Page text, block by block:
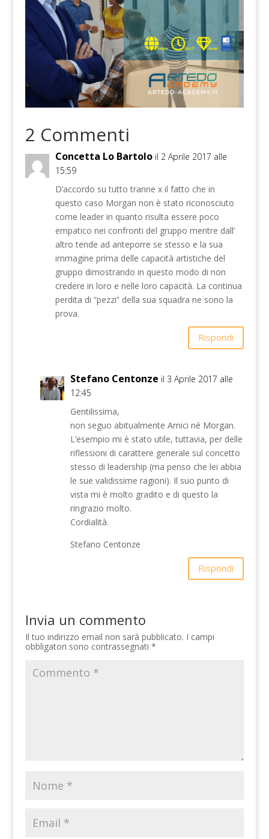
2 Commenti
Concetta Lo Bartolo il 2 Aprile 2017 alle
15:59
D’accordo su tutto tranne x il fatto che in
questo caso Morgan non è stato riconosciuto
come leader in quanto risulta essere poco
empatico nei confronti del gruppo mentre dall’
altro tende ad anteporre se stesso e la sua
immagine prima delle capacità artistiche del
gruppo dimostrando in questo modo di non
credere in loro e nelle loro capacità. La continua
perdita di “pezzi” della sua squadra ne sono la
prova.
Rispondi
Stefano Centonze il 3 Aprile 2017 alle
12:45
Gentilissima,
non seguo abitualmente Amici né Morgan.
L’esempio mi è stato utile, tuttavia, per delle
riflessioni di carattere generale sul concetto
stesso di leadership (ma penso che lei abbia
le sue validissime ragioni). Il suo punto di
vista mi è molto gradito e di questo la
ringrazio molto.
Cordialità.
Stefano Centonze
Rispondi
Invia un commento
Il tuo indirizzo email non sarà pubblicato. I campi
obbligatori sono contrassegnati*